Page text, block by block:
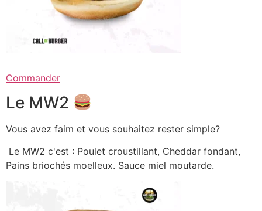
Commander
Le MW2
Vous avez faim et vous souhaitez rester simple?
Le MW2 c'est : Poulet croustillant, Cheddar fondant,
Pains briochés moelleux. Sauce miel moutarde.